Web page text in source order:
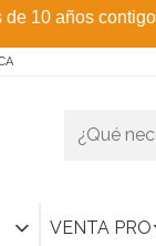
de 10 años contigo
VENTA PRO